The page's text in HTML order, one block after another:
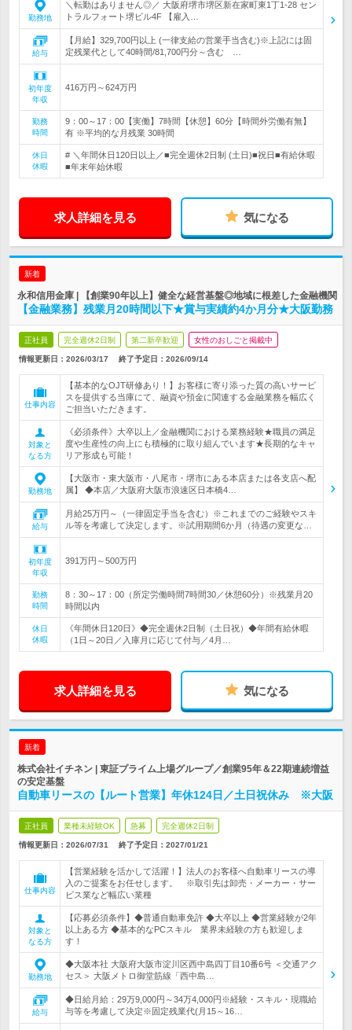
勤務地
＼転勤はありません◎／ 大阪府堺市堺区新在家町東1丁1-28 セン
トラルフォート堺ビル4F 【雇入…
給与
【月給】329,700円以上 (一律支給の営業手当含む)※上記には固
定残業代として40時間/81,700円分～含む …
初年度
年収
416万円～624万円
勤務
時間
9：00～17：00【実働】7時間【休憩】60分【時間外労働有無】
有 ※平均的な月残業 30時間
休日
休暇
# ＼年間休日120日以上／■完全週休2日制 (土日)■祝日■有給休暇
■年末年始休暇
求人詳細を見る 気になる
新着
永和信用金庫 | 【創業90年以上】健全な経営基盤◎地域に根差した金融機関
【金融業務】残業月20時間以下★賞与実績約4か月分★大阪勤務
正社員 完全週休2日制 第二新卒歓迎 女性のおしごと掲載中
情報更新日：2026/03/17 終了予定日： 2026/09/14
仕事内容
【基本的なOJT研修あり！】お客様に寄り添った質の高いサービ
スを提供する当庫にて、融資や預金に関連する金融業務を幅広く
ご担当いただきます。
対象と
なる方
《必須条件》大卒以上／金融機関における業務経験★職員の満足
度や生産性の向上にも積極的に取り組んでいます★長期的なキャ
リア形成も可能！
勤務地
【大阪市・東大阪市・八尾市・堺市にある本店または各支店へ配
属】 ◆本店／大阪府大阪市浪速区日本橋4…
給与
月給25万円～（一律固定手当を含む）※これまでのご経験やスキ
ル等を考慮して決定します。※試用期間6か月（待遇の変更な…
初年度
年収
391万円～500万円
勤務
時間
8：30～17：00（所定労働時間7時間30／休憩60分）※残業月20
時間以内
休日
休暇
《年間休日120日》◆完全週休2日制（土日祝）◆年間有給休暇
（1日～20日／入庫月に応じて付与／4月…
求人詳細を見る 気になる
新着
株式会社イチネン | 東証プライム上場グループ／創業95年＆22期連続増益
の安定基盤
自動車リースの【ルート営業】年休124日／土日祝休み ※大阪
正社員 業種未経験OK 急募 完全週休2日制
情報更新日：2026/07/31 終了予定日： 2027/01/21
仕事内容
【営業経験を活かして活躍！】法人のお客様へ自動車リースの導
入のご提案をお任せします。 ※取引先は卸売・メーカー・サー
ビス業など幅広い業種
対象と
なる方
【応募必須条件】◆普通自動車免許 ◆大卒以上 ◆営業経験が2年
以上ある方 ◆基本的なPCスキル 業界未経験の方も歓迎しま
す！
勤務地
◆大阪本社 大阪府大阪市淀川区西中島四丁目10番6号 ＜交通アク
セス＞ 大阪メトロ御堂筋線「西中島…
給与
◆日給月給：29万9,000円～34万4,000円※経験・スキル・現職給
与等を考慮して決定※固定残業代(月15～16…